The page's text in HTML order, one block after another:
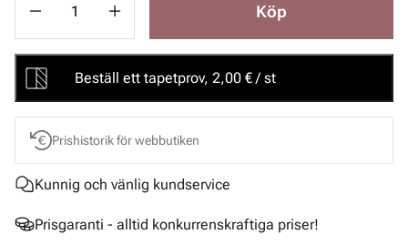
Köp
Beställ ett tapetprov, 2,00 € / st
Prishistorik för webbutiken
Kunnig och vänlig kundservice
Prisgaranti - alltid konkurrenskraftiga priser!